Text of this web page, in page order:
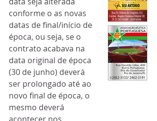
conforme o as novas
datas de final/início de
época, ou seja, se o
contrato acabava na
data original de época
(30 de junho) deverá
ser prolongado até ao
novo final de época, o
mesmo deverá